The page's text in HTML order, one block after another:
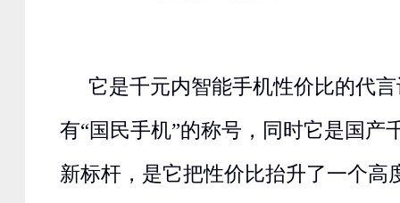
它是千元内智能手机性价比的代
有“国民手机”的称号，同时它是国产
新标杆，是它把性价比抬升了一个高